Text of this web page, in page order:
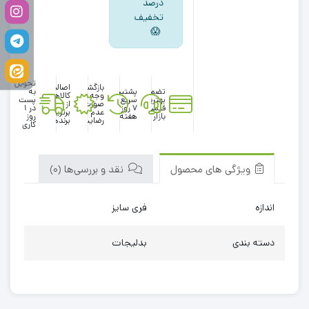
درصد
تخفیف
😱
تضمین
بهترین
قیمت
بازار
پشتیبانی
سریع در
۷ روز
هفته
بازگشت
وجه در
صورت
عدم
رضایت
اصالت
کالاها
از
برترین
برندها
تحویل
به
پست
در 1
روز
کاری
ویژگی های محصول نقد و بررسی‌ها (0)
اندازه فری سایز
دسته بندی بدلیجات